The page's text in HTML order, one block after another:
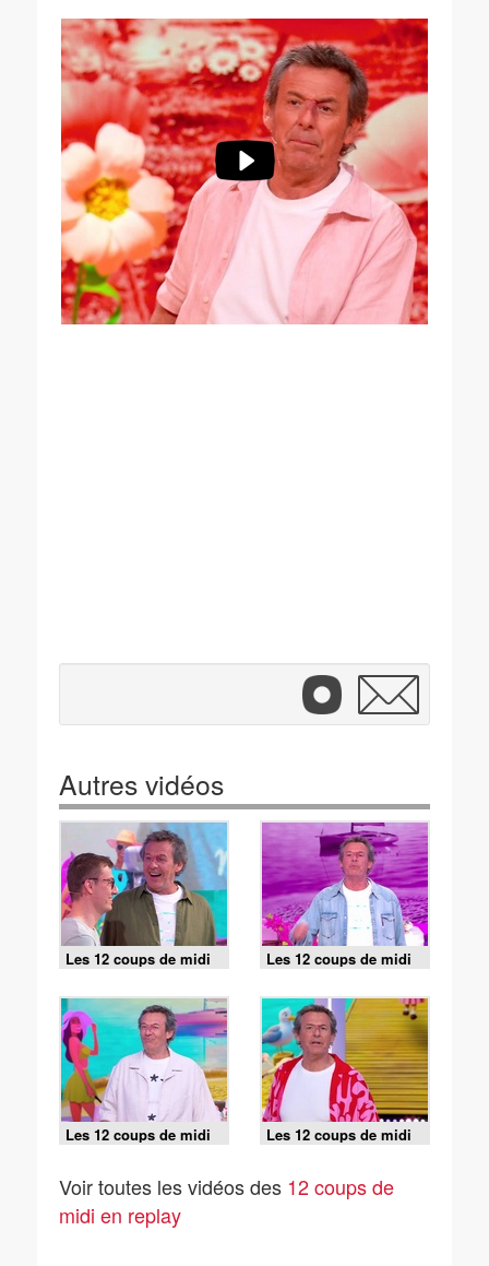
Autres vidéos
Les 12 coups de midi
du 9 août 2026
Les 12 coups de midi
du 8 août 2026
Les 12 coups de midi
du 7 août 2026
Les 12 coups de midi
du 6 août 2026
Voir toutes les vidéos des 12 coups de
midi en replay